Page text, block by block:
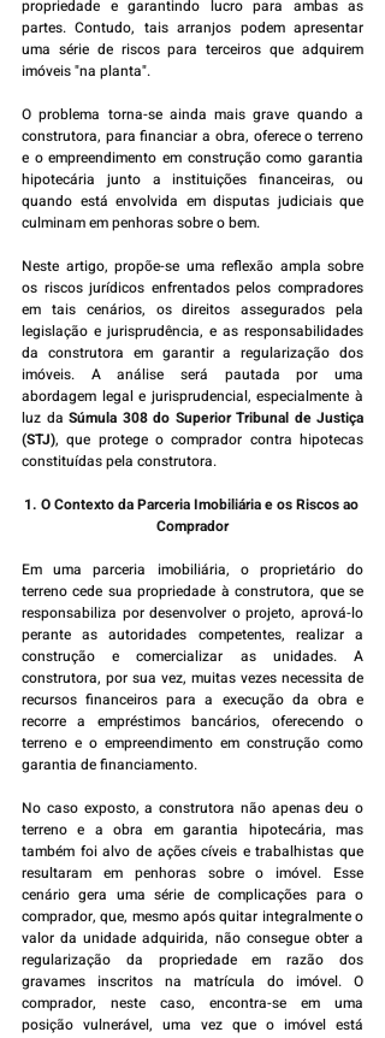
propriedade e garantindo lucro para ambas as
partes. Contudo, tais arranjos podem apresentar
uma série de riscos para terceiros que adquirem
imóveis "na planta".
O problema torna-se ainda mais grave quando a
construtora, para financiar a obra, oferece o terreno
e o empreendimento em construção como garantia
hipotecária junto a instituições financeiras, ou
quando está envolvida em disputas judiciais que
culminam em penhoras sobre o bem.
Neste artigo, propõe-se uma reflexão ampla sobre
os riscos jurídicos enfrentados pelos compradores
em tais cenários, os direitos assegurados pela
legislação e jurisprudência, e as responsabilidades
da construtora em garantir a regularização dos
imóveis. A análise será pautada por uma
abordagem legal e jurisprudencial, especialmente à
luz da Súmula 308 do Superior Tribunal de Justiça
(STJ), que protege o comprador contra hipotecas
constituídas pela construtora.
1. O Contexto da Parceria Imobiliária e os Riscos ao
Comprador
Em uma parceria imobiliária, o proprietário do
terreno cede sua propriedade à construtora, que se
responsabiliza por desenvolver o projeto, aprová-lo
perante as autoridades competentes, realizar a
construção e comercializar as unidades. A
construtora, por sua vez, muitas vezes necessita de
recursos financeiros para a execução da obra e
recorre a empréstimos bancários, oferecendo o
terreno e o empreendimento em construção como
garantia de financiamento.
No caso exposto, a construtora não apenas deu o
terreno e a obra em garantia hipotecária, mas
também foi alvo de ações cíveis e trabalhistas que
resultaram em penhoras sobre o imóvel. Esse
cenário gera uma série de complicações para o
comprador, que, mesmo após quitar integralmente o
valor da unidade adquirida, não consegue obter a
regularização da propriedade em razão dos
gravames inscritos na matrícula do imóvel. O
comprador, neste caso, encontra-se em uma
posição vulnerável, uma vez que o imóvel está